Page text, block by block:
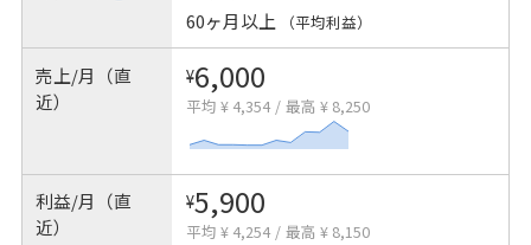
60ヶ月以上 （平均利益）
売上/月（直
近）
¥6,000
平均 ¥ 4,354 / 最高 ¥ 8,250
利益/月（直
近）
¥5,900
平均 ¥ 4,254 / 最高 ¥ 8,150